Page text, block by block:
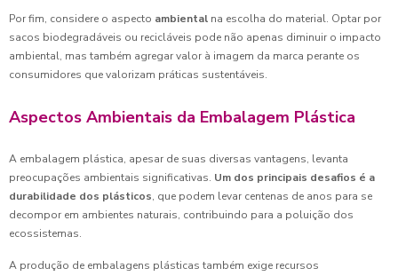
Por fim, considere o aspecto ambiental na escolha do material. Optar por
sacos biodegradáveis ou recicláveis pode não apenas diminuir o impacto
ambiental, mas também agregar valor à imagem da marca perante os
consumidores que valorizam práticas sustentáveis.
Aspectos Ambientais da Embalagem Plástica
A embalagem plástica, apesar de suas diversas vantagens, levanta
preocupações ambientais significativas. Um dos principais desafios é a
durabilidade dos plásticos, que podem levar centenas de anos para se
decompor em ambientes naturais, contribuindo para a poluição dos
ecossistemas.
A produção de embalagens plásticas também exige recursos